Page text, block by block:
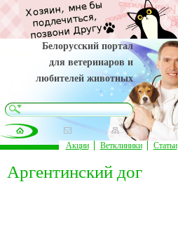
Белорусский портал
для ветеринаров и
любителей животных
Аргентинский дог
Акции Ветклиники Статьи